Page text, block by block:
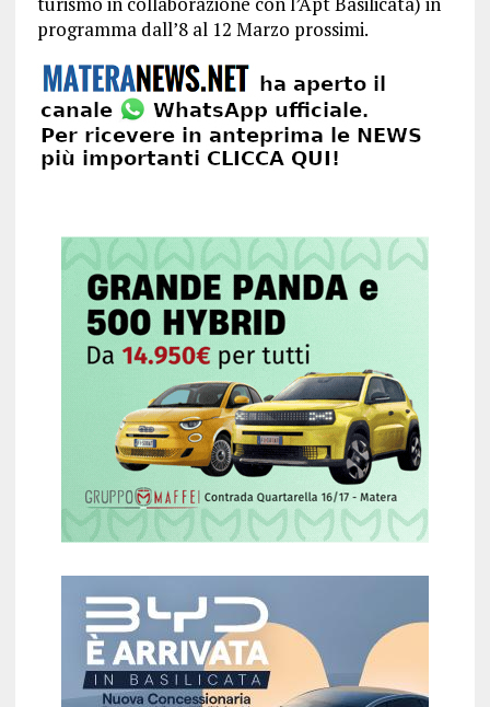
programma dall’8 al 12 Marzo prossimi.